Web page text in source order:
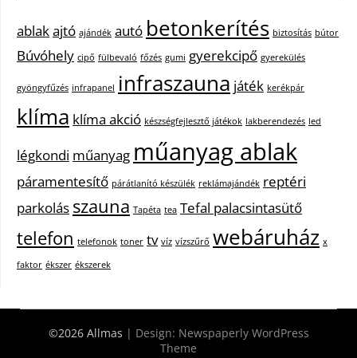
ablakajtó ajándék autó betonkerítés biztosítás bútor
Búvóhely cipő fülbevaló főzés gumi gyerekcipő gyerekülés
gyöngyfűzés infrapanel infraszauna játék kerékpár
klíma klíma akció készségfejlesztő játékok lakberendezés led
légkondi műanyag műanyag ablak
páramentesítő párátlanító készülék reklámajándék reptéri
parkolás szauna Tapéta tea Tefal palacsintasütő
telefon telefonok toner tv víz vízszűrő webáruház x
faktor ékszer ékszerek
©2026 Allmas | Design: Newspaperly WordPress
Theme